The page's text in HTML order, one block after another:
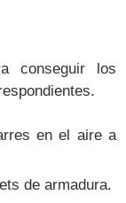
conseguir los
en el aire a
de armadura.